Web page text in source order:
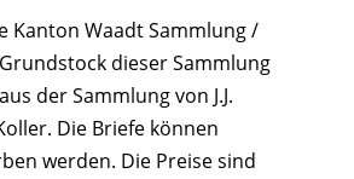
Kanton Waadt Sammlung /
dieser Sammlung
der Sammlung von J.J.
Die Briefe können
werden. Die Preise sind